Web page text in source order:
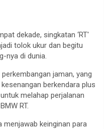
dekade, singkatan ‘RT'
tolok ukur dan begitu
nya di dunia.
jaman, yang
berkendara plus
melahap perjalanan
RT.
keinginan para